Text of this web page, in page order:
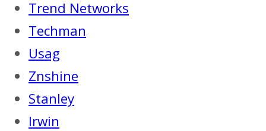
Trend Networks
Techman
Usag
Znshine
Stanley
Irwin